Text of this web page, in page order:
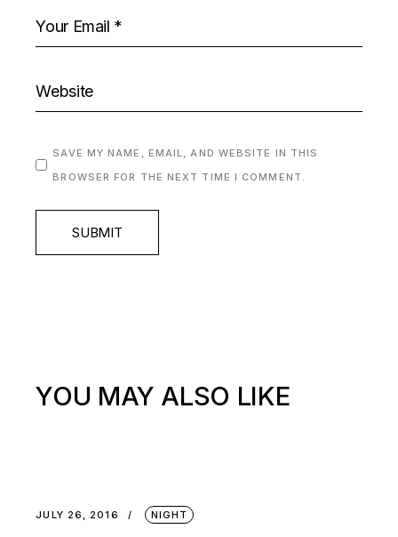
SAVE MY NAME, EMAIL, AND WEBSITE IN THIS
BROWSER FOR THE NEXT TIME I COMMENT.
SUBMIT
YOU MAY ALSO LIKE
JULY 26, 2016 NIGHT